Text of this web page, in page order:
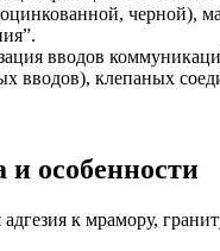
черной),
вводов
вводов), клепаных
и особенности
к мрамору,